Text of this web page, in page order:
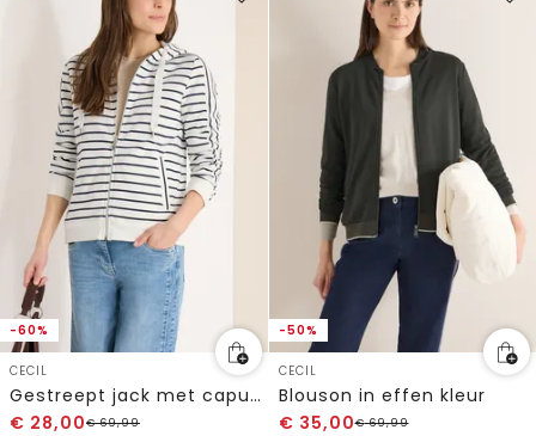
-60%
CECIL
Gestreept jack met capuchon
€ 28,00€69,99
-50%
CECIL
Blouson in effen kleur
€ 35,00€69,99